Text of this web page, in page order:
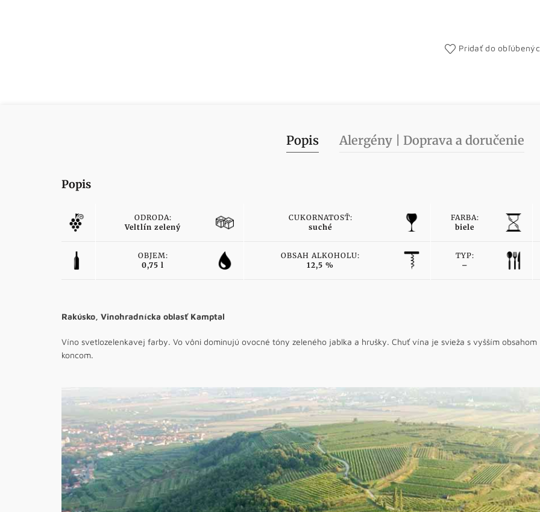
Pridať do
Popis Alergény | Doprava a doručenie
Popis
ODRODA:
Veltlín zelený
CUKORNATOSŤ:
suché
FARBA:
biele
OBJEM:
0,75 l
OBSAH ALKOHOLU:
12,5 %
TYP:
–
Rakúsko, Vinohradnícka oblasť Kamptal
Víno svetlozelenkavej farby. Vo vôni dominujú ovocné tóny zeleného jablka a hrušky. Chuť vína je svieža s vyšším
koncom.